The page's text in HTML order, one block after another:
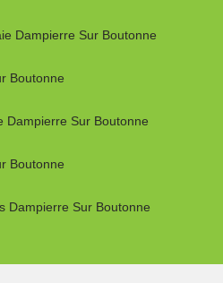
Dampierre Sur Boutonne
Boutonne
Dampierre Sur Boutonne
Boutonne
Dampierre Sur Boutonne